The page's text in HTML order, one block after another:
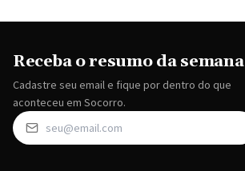
Receba o resumo da semana
Cadastre seu email e fique por dentro do que
aconteceu em Socorro.